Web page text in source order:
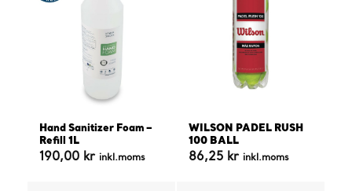
Hand Sanitizer Foam –
Refill 1L
190,00 kr inkl.moms
WILSON PADEL RUSH
100 BALL
86,25 kr inkl.moms